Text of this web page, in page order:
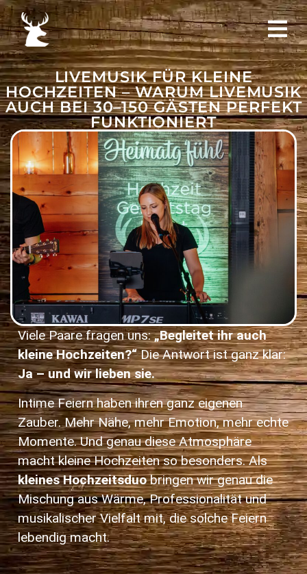
LIVEMUSIK FÜR KLEINE
HOCHZEITEN – WARUM LIVEMUSIK
AUCH BEI 30–150 GÄSTEN PERFEKT
FUNKTIONIERT
Viele Paare fragen uns:„Begleitet ihr auch
kleine Hochzeiten?“Die Antwort ist ganz klar:
Ja – und wir lieben sie.
Intime Feiern haben ihren ganz eigenen
Zauber. Mehr Nähe, mehr Emotion, mehr echte
Momente. Und genau diese Atmosphäre
macht kleine Hochzeiten so besonders. Als
kleines Hochzeitsduobringen wir genau die
Mischung aus Wärme, Professionalität und
musikalischer Vielfalt mit, die solche Feiern
lebendig macht.